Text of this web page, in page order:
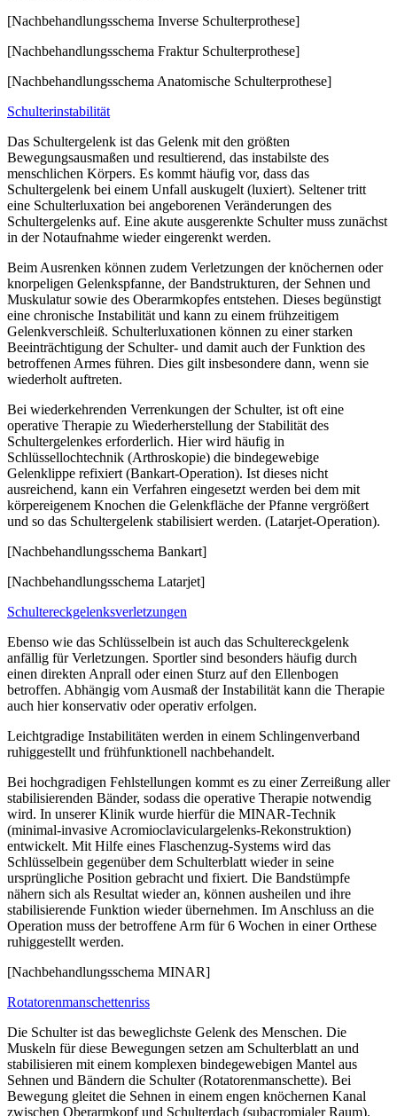
[Nachbehandlungsschema Inverse Schulterprothese]
[Nachbehandlungsschema Fraktur Schulterprothese]
[Nachbehandlungsschema Anatomische Schulterprothese]
Schulterinstabilität
Das Schultergelenk ist das Gelenk mit den größten
Bewegungsausmaßen und resultierend, das instabilste des
menschlichen Körpers. Es kommt häufig vor, dass das
Schultergelenk bei einem Unfall auskugelt (luxiert). Seltener tritt
eine Schulterluxation bei angeborenen Veränderungen des
Schultergelenks auf. Eine akute ausgerenkte Schulter muss zunächst
in der Notaufnahme wieder eingerenkt werden.
Beim Ausrenken können zudem Verletzungen der knöchernen oder
knorpeligen Gelenkspfanne, der Bandstrukturen, der Sehnen und
Muskulatur sowie des Oberarmkopfes entstehen. Dieses begünstigt
eine chronische Instabilität und kann zu einem frühzeitigem
Gelenkverschleiß. Schulterluxationen können zu einer starken
Beeinträchtigung der Schulter- und damit auch der Funktion des
betroffenen Armes führen. Dies gilt insbesondere dann, wenn sie
wiederholt auftreten.
Bei wiederkehrenden Verrenkungen der Schulter, ist oft eine
operative Therapie zu Wiederherstellung der Stabilität des
Schultergelenkes erforderlich. Hier wird häufig in
Schlüssellochtechnik (Arthroskopie) die bindegewebige
Gelenklippe refixiert (Bankart-Operation). Ist dieses nicht
ausreichend, kann ein Verfahren eingesetzt werden bei dem mit
körpereigenem Knochen die Gelenkfläche der Pfanne vergrößert
und so das Schultergelenk stabilisiert werden. (Latarjet-Operation).
[Nachbehandlungsschema Bankart]
[Nachbehandlungsschema Latarjet]
Schultereckgelenksverletzungen
Ebenso wie das Schlüsselbein ist auch das Schultereckgelenk
anfällig für Verletzungen. Sportler sind besonders häufig durch
einen direkten Anprall oder einen Sturz auf den Ellenbogen
betroffen. Abhängig vom Ausmaß der Instabilität kann die Therapie
auch hier konservativ oder operativ erfolgen.
Leichtgradige Instabilitäten werden in einem Schlingenverband
ruhiggestellt und frühfunktionell nachbehandelt.
Bei hochgradigen Fehlstellungen kommt es zu einer Zerreißung aller
stabilisierenden Bänder, sodass die operative Therapie notwendig
wird. In unserer Klinik wurde hierfür die MINAR-Technik
(minimal-invasive Acromioclaviculargelenks-Rekonstruktion)
entwickelt. Mit Hilfe eines Flaschenzug-Systems wird das
Schlüsselbein gegenüber dem Schulterblatt wieder in seine
ursprüngliche Position gebracht und fixiert. Die Bandstümpfe
nähern sich als Resultat wieder an, können ausheilen und ihre
stabilisierende Funktion wieder übernehmen. Im Anschluss an die
Operation muss der betroffene Arm für 6 Wochen in einer Orthese
ruhiggestellt werden.
[Nachbehandlungsschema MINAR]
Rotatorenmanschettenriss
Die Schulter ist das beweglichste Gelenk des Menschen. Die
Muskeln für diese Bewegungen setzen am Schulterblatt an und
stabilisieren mit einem komplexen bindegewebigen Mantel aus
Sehnen und Bändern die Schulter (Rotatorenmanschette). Bei
Bewegung gleitet die Sehnen in einem engen knöchernen Kanal
zwischen Oberarmkopf und Schulterdach (subacromialer Raum).